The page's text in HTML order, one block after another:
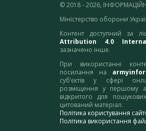
© 2018 - 2026,
Міністерство оборони
Контент доступний за
Attribution 4.0
зазначено інше.
При використанні
посилання на
суб’єктів у сфері
розміщення у першому
відкритого для
цитований матеріал.
Політика користування
Політика використання